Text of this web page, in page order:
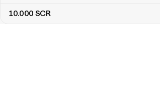
10.000 SCR